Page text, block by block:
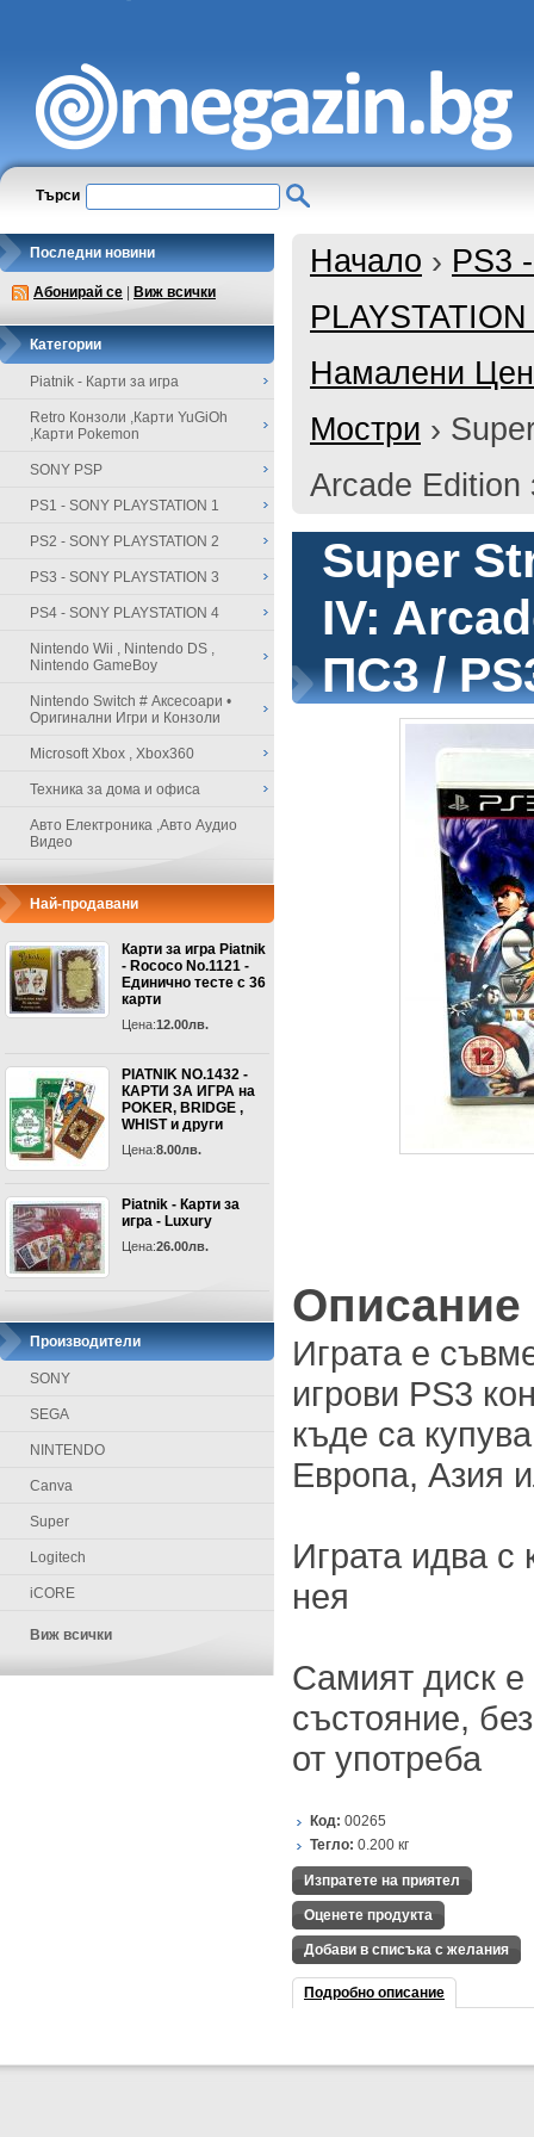
Търси
Последни новини
Абонирай се Виж всички
Категории
Piatnik - Карти за игра
Retro Конзоли ,Карти YuGiOh
,Карти Pokemon
SONY PSP
PS1 - SONY PLAYSTATION 1
PS2 - SONY PLAYSTATION 2
PS3 - SONY PLAYSTATION 3
PS4 - SONY PLAYSTATION 4
Nintendo Wii , Nintendo DS ,
Nintendo GameBoy
Nintendo Switch # Аксесоари •
Оригинални Игри и Конзоли
Microsoft Xbox , Xbox360
Техника за дома и офиса
Авто Електроника ,Авто Аудио
Видео
Най-продавани
Карти за игра Piatnik
- Rococo No.1121 -
Единично тесте с 36
карти
Цена:12.00лв.
PIATNIK NO.1432 -
КАРТИ ЗА ИГРА на
POKER, BRIDGE ,
WHIST и други
Цена:8.00лв.
Piatnik - Карти за
игра - Luxury
Цена:26.00лв.
Производители
SONY
SEGA
NINTENDO
Canva
Super
Logitech
iCORE
Виж всички
Начало › PS3
Намалени
Мостри ›
Arcade
Super
IV:
ПС3 /
Описание
Играта е
игрови PS3
къде са
Европа, Азия
Играта идва с
нея
Самият диск
състояние,
от употреба
Код: 00265
Тегло: 0.200 кг
Изпратете на приятел
Оценете продукта
Добави в списъка с желания
Подробно описание